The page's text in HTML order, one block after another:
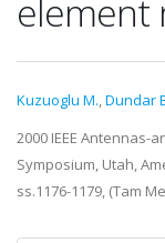
element
Kuzuoglu M.,Dundar
2000 IEEE
Symposium, Utah,
ss.1176-1179, (Tam